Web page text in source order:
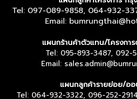
Tel: 097-089-9858, 064-932-
Email:
แผนกร้านค้าตัวแทน/โครงกา
Tel: 095-893-3487, 092-
Email:
แผนกลูกค้ารายย่อย/ออ
Tel: 064-932-3322, 096-252-